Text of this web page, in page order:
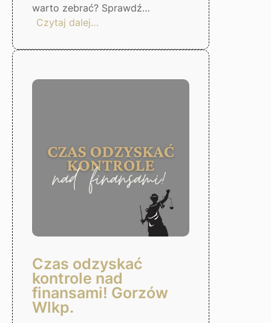
warto zebrać? Sprawdź…
Czytaj dalej…
zrobić,
dłużnik
Czas odzyskać
kontrole nad
finansami! Gorzów
Wlkp.